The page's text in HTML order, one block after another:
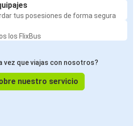
tus posesiones de forma segura
los FlixBus
vez que viajas con nosotros?
nuestro servicio